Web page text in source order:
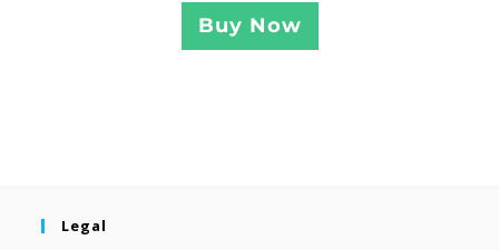
Buy Now
Legal